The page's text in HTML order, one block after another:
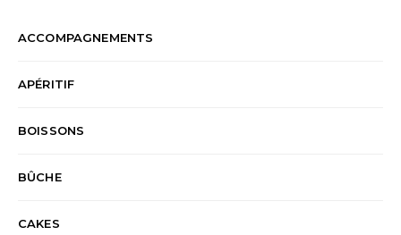
ACCOMPAGNEMENTS
APÉRITIF
BOISSONS
BÛCHE
CAKES